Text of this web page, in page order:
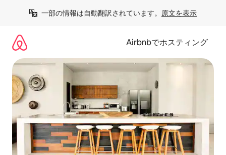
一部の情報は自動翻訳されています。 原文を表示
Airbnbでホスティング